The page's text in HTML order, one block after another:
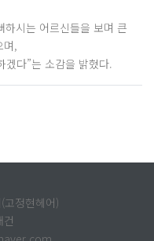
하시는 어르신들을 보며 큰
며,
겠다”는 소감을 밝혔다.
정현헤어)